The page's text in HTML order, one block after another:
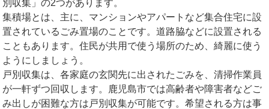
別収集」の2つがあります。
集積場とは、主に、マンションやアパートなど集合住宅に設
置されているごみ置場のことです。道路脇などに設置される
こともあります。住民が共用で使う場所のため、綺麗に使う
ようにしましょう。
戸別収集は、各家庭の玄関先に出されたごみを、清掃作業員
が一軒ずつ回収します。鹿児島市では高齢者や障害者などご
み出しが困難な方は戸別収集が可能です。希望される方は事